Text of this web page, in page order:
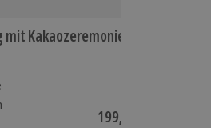
mit Kakaozeremonie
199,90 €